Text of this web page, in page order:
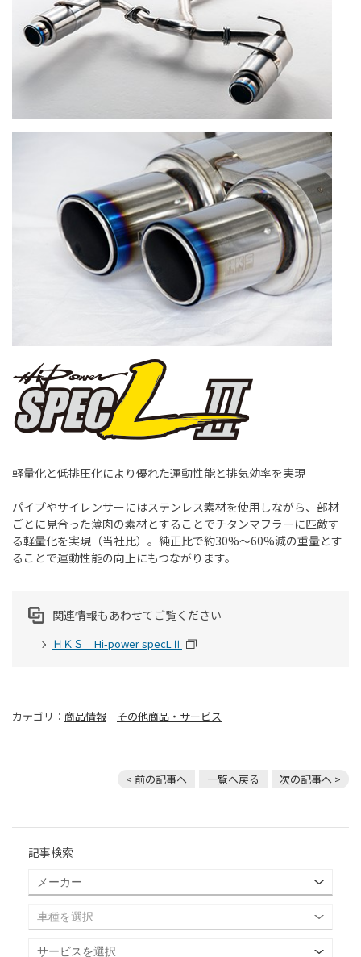
軽量化と低排圧化により優れた運動性能と排気効率を実現
パイプやサイレンサーにはステンレス素材を使用しながら、部材
ごとに見合った薄肉の素材とすることでチタンマフラーに匹敵す
る軽量化を実現（当社比）。純正比で約30%～60%減の重量とす
ることで運動性能の向上にもつながります。
関連情報もあわせてご覧ください
ＨＫＳ Hi-power specLⅡ
カテゴリ： 商品情報 その他商品・サービス
< 前の記事へ 一覧へ戻る 次の記事へ >
記事検索